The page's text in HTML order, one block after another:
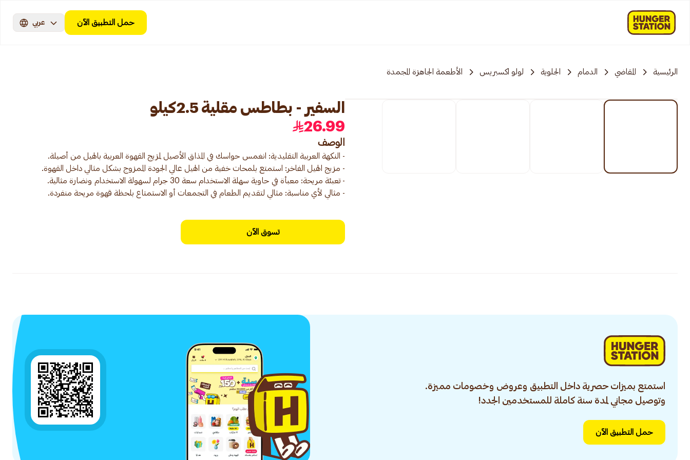
حمل التطبيق الآن عربي
الرئيسية المقاضي الدمام الجلوية لولو اكسبريس الأطعمة الجاهزة المجمدة
السفير - بطاطس مقلية 2.5كيلو
26.99
الوصف
- مثالي لأي مناسبة: مثالي لتقديم الطعام في التجمعات أو الاستمتاع بلحظة قهوة مريحة منفردة.
تسوق الآن
استمتع بميزات حصرية داخل التطبيق وعروض وخصومات مميزة.
وتوصيل مجاني لمدة سنة كاملة للمستخدمين الجدد!
حمل التطبيق الآن